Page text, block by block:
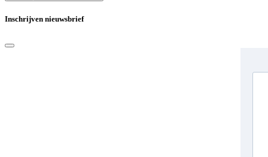
Inschrijven nieuwsbrief